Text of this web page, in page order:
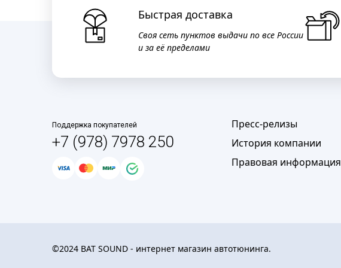
МУЗЫКАЛЬНЫЕ АКСЕССУАРЫ
АВТОУСИЛИТЕЛИ
Быстрая доставка
Своя сеть пунктов выдачи по все России
и за её пределами
Поддержка покупателей
+7 (978) 7978 250
Пресс-релизы
История компании
Правовая информация
©2024 BAT SOUND - интернет магазин автотюнинга.